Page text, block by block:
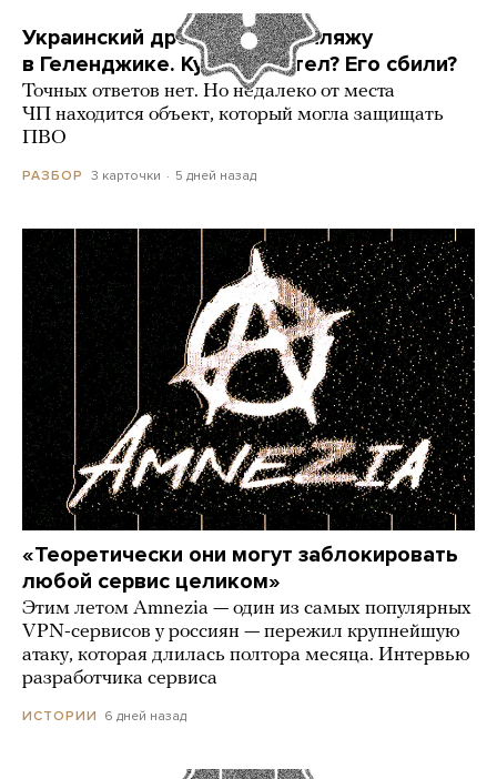
Украинский дрон попал по пляжу
в Геленджике. Куда он летел? Его сбили?
Точных ответов нет. Но недалеко от места
ЧП находится объект, который могла защищать
ПВО
РАЗБОР 3 карточки 5 дней назад
«Теоретически они могут заблокировать
любой сервис целиком»
Этим летом Amnezia — один из самых популярных
VPN-сервисов у россиян — пережил крупнейшую
атаку, которая длилась полтора месяца. Интервью
разработчика сервиса
ИСТОРИИ 6 дней назад